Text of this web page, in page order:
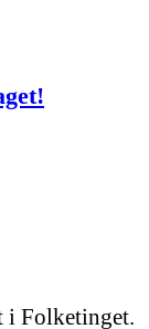
i Folketinget.